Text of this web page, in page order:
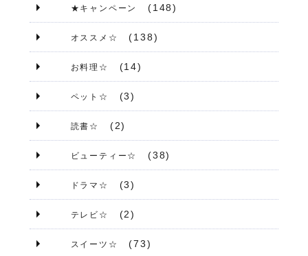
★キャンペーン (148)
オススメ☆ (138)
お料理☆ (14)
ペット☆ (3)
読書☆ (2)
ビューティー☆ (38)
ドラマ☆ (3)
テレビ☆ (2)
スイーツ☆ (73)